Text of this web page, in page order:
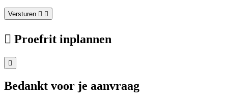
Versturen
Proefrit inplannen
Bedankt voor je aanvraag